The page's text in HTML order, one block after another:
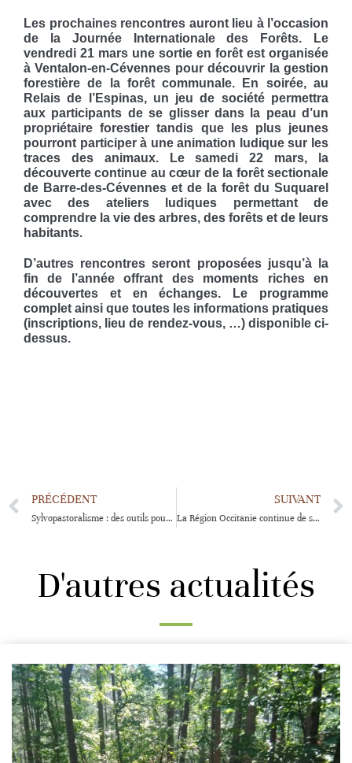
Les prochaines rencontres auront lieu à l’occasion
de la Journée Internationale des Forêts. Le
vendredi 21 mars une sortie en forêt est organisée
à Ventalon-en-Cévennes pour découvrir la gestion
forestière de la forêt communale. En soirée, au
Relais de l’Espinas, un jeu de société permettra
aux participants de se glisser dans la peau d’un
propriétaire forestier tandis que les plus jeunes
pourront participer à une animation ludique sur les
traces des animaux. Le samedi 22 mars, la
découverte continue au cœur de la forêt sectionale
de Barre-des-Cévennes et de la forêt du Suquarel
avec des ateliers ludiques permettant de
comprendre la vie des arbres, des forêts et de leurs
habitants.
D’autres rencontres seront proposées jusqu’à la
fin de l’année offrant des moments riches en
découvertes et en échanges. Le programme
complet ainsi que toutes les informations pratiques
(inscriptions, lieu de rendez-vous, …) disponible ci-
dessus.
PRÉCÉDENT
Sylvopastoralisme : des outils pour les élu(e)s
SUIVANT
La Région Occitanie continue de soutenir les Chartes Forestières !
D'autres actualités